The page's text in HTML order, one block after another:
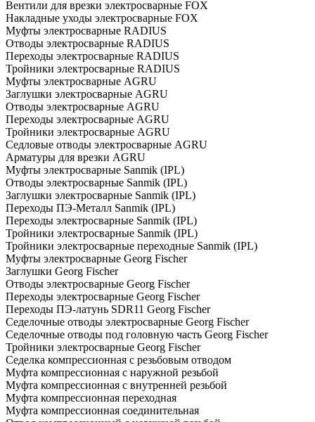
Вентили для врезки электросварные FOX
Накладные уходы электросварные FOX
Муфты электросварные RADIUS
Отводы электросварные RADIUS
Переходы электросварные RADIUS
Тройники электросварные RADIUS
Муфты электросварные AGRU
Заглушки электросварные AGRU
Отводы электросварные AGRU
Переходы электросварные AGRU
Тройники электросварные AGRU
Седловые отводы электросварные AGRU
Арматуры для врезки AGRU
Муфты электросварные Sanmik (IPL)
Отводы электросварные Sanmik (IPL)
Заглушки электросварные Sanmik (IPL)
Переходы ПЭ-Металл Sanmik (IPL)
Переходы электросварные Sanmik (IPL)
Тройники электросварные Sanmik (IPL)
Тройники электросварные переходные Sanmik (IPL)
Муфты электросварные Georg Fischer
Заглушки Georg Fischer
Отводы электросварные Georg Fischer
Переходы электросварные Georg Fischer
Переходы ПЭ-латунь SDR11 Georg Fischer
Седелочные отводы электросварные Georg Fischer
Седелочные отводы под головную часть Georg Fischer
Тройники электросварные Georg Fischer
Седелка компрессионная с резьбовым отводом
Муфта компрессионная с наружной резьбой
Муфта компрессионная с внутренней резьбой
Муфта компрессионная переходная
Муфта компрессионная соединительная